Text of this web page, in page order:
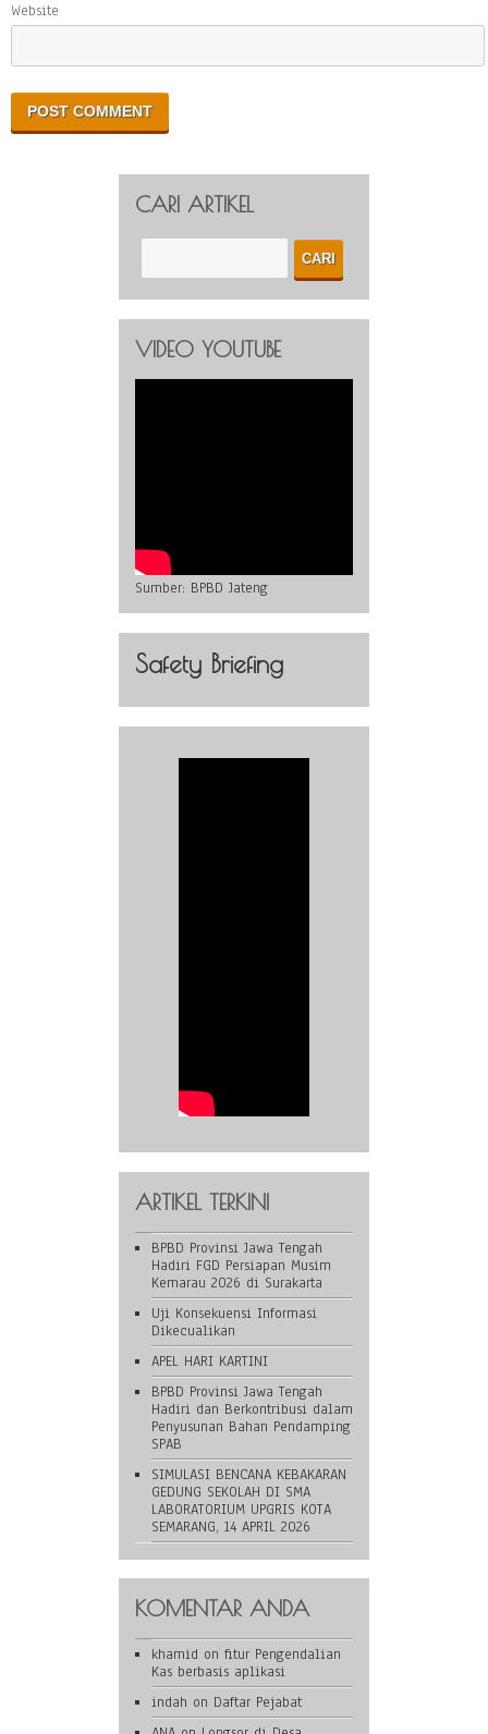
Website
CARI ARTIKEL
VIDEO YOUTUBE
Sumber: BPBD Jateng
Safety Briefing
ARTIKEL TERKINI
BPBD Provinsi Jawa Tengah
Hadiri FGD Persiapan Musim
Kemarau 2026 di Surakarta
Uji Konsekuensi Informasi
Dikecualikan
APEL HARI KARTINI
BPBD Provinsi Jawa Tengah
Hadiri dan Berkontribusi dalam
Penyusunan Bahan Pendamping
SPAB
SIMULASI BENCANA KEBAKARAN
GEDUNG SEKOLAH DI SMA
LABORATORIUM UPGRIS KOTA
SEMARANG, 14 APRIL 2026
KOMENTAR ANDA
khamid on fitur Pengendalian
Kas berbasis aplikasi
indah on Daftar Pejabat